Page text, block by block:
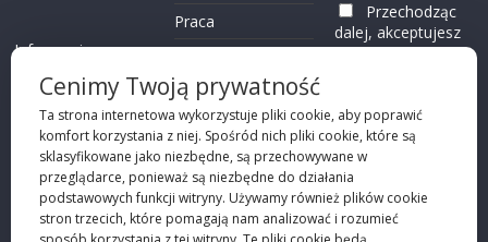
Informacje o
Przechodząc dalej,
akceptujeszpolity
kę prywatności
Praca
Kontakt
Przechodząc
dalej, akceptujesz
politykę
Cenimy Twoją prywatność
Ta strona internetowa wykorzystuje pliki cookie, aby poprawić
komfort korzystania z niej. Spośród nich pliki cookie, które są
sklasyfikowane jako niezbędne, są przechowywane w
przeglądarce, ponieważ są niezbędne do działania
podstawowych funkcji witryny. Używamy również plików cookie
stron trzecich, które pomagają nam analizować i rozumieć